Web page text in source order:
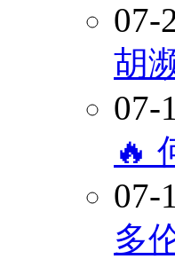
07-
胡
07-
🔥
07-
多